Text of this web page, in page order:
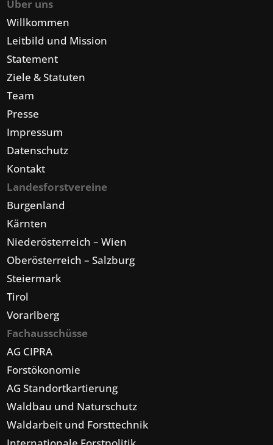
Über uns
Willkommen
Leitbild und Mission
Statement
Ziele & Statuten
Team
Presse
Impressum
Datenschutz
Kontakt
Landesforstvereine
Burgenland
Kärnten
Niederösterreich – Wien
Oberösterreich – Salzburg
Steiermark
Tirol
Vorarlberg
Fachausschüsse
AG CIPRA
Forstökonomie
AG Standortkartierung
Waldbau und Naturschutz
Waldarbeit und Forsttechnik